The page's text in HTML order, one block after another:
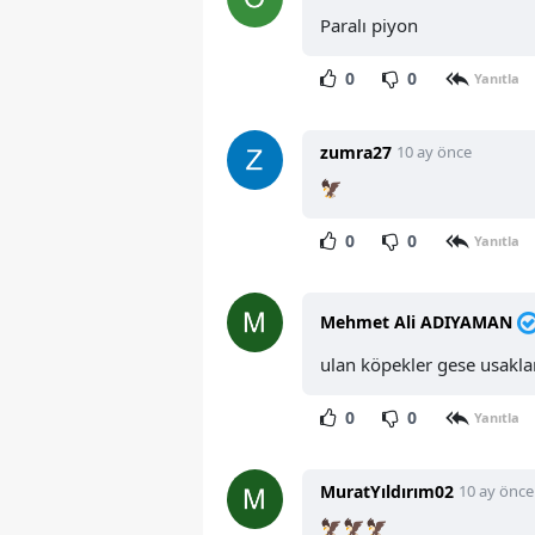
Paralı piyon
0 0 Yanıtla
zumra27 10 ay önce
🦅
0 0 Yanıtla
Mehmet Ali ADIYAMAN
ulan köpekler gese
0 0 Yanıtla
MuratYıldırım02 10 ay önce
🦅🦅🦅